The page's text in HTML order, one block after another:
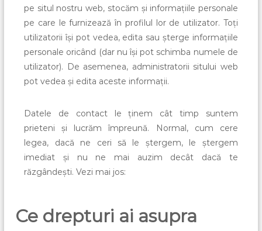
pe situl nostru web, stocăm și informațiile personale
pe care le furnizează în profilul lor de utilizator. Toți
utilizatorii își pot vedea, edita sau șterge informațiile
personale oricând (dar nu își pot schimba numele de
utilizator). De asemenea, administratorii sitului web
pot vedea și edita aceste informații.
Datele de contact le ținem cât timp suntem
prieteni și lucrăm împreună. Normal, cum cere
legea, dacă ne ceri să le ștergem, le ștergem
imediat și nu ne mai auzim decât dacă te
răzgândești. Vezi mai jos:
Ce drepturi ai asupra